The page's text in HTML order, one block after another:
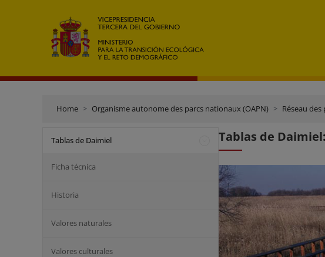
Home Organisme autonome des parcs nationaux (OAPN) Réseau
Tablas de Daimiel
Ficha técnica
Historia
Valores naturales
Valores culturales
Tablas de